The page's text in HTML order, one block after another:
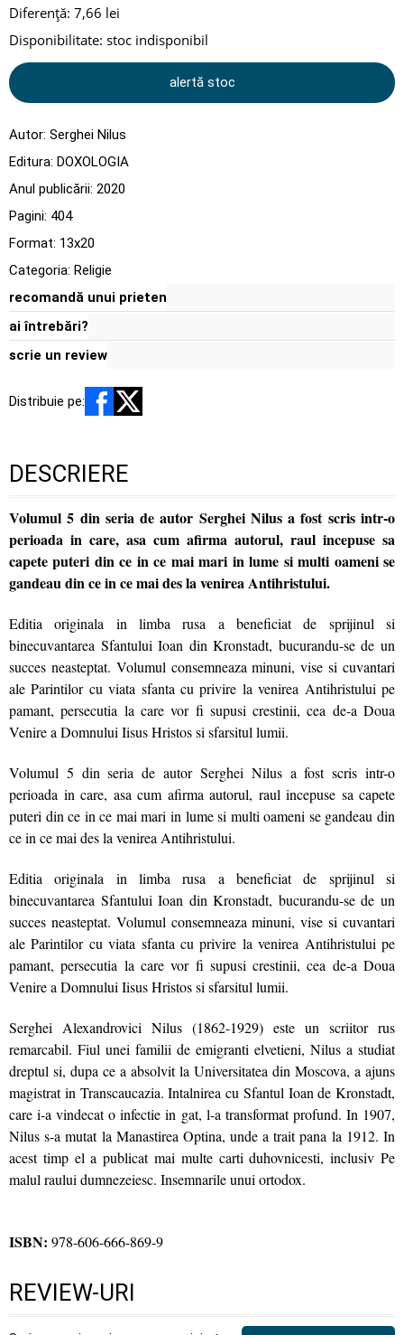
Diferență: 7,66 lei
Disponibilitate: stoc indisponibil
alertă stoc
Autor: Serghei Nilus
Editura: DOXOLOGIA
Anul publicării: 2020
Pagini: 404
Format: 13x20
Categoria: Religie
recomandă unui prieten
ai întrebări?
scrie un review
Distribuie pe:
DESCRIERE
Volumul 5 din seria de autor Serghei Nilus a fost scris intr-o
perioada in care, asa cum afirma autorul, raul incepuse sa
capete puteri din ce in ce mai mari in lume si multi oameni se
gandeau din ce in ce mai des la venirea Antihristului.
Editia originala in limba rusa a beneficiat de sprijinul si
binecuvantarea Sfantului Ioan din Kronstadt, bucurandu-se de un
succes neasteptat. Volumul consemneaza minuni, vise si cuvantari
ale Parintilor cu viata sfanta cu privire la venirea Antihristului pe
pamant, persecutia la care vor fi supusi crestinii, cea de-a Doua
Venire a Domnului Iisus Hristos si sfarsitul lumii.
Volumul 5 din seria de autor Serghei Nilus a fost scris intr-o
perioada in care, asa cum afirma autorul, raul incepuse sa capete
puteri din ce in ce mai mari in lume si multi oameni se gandeau din
ce in ce mai des la venirea Antihristului.
Editia originala in limba rusa a beneficiat de sprijinul si
binecuvantarea Sfantului Ioan din Kronstadt, bucurandu-se de un
succes neasteptat. Volumul consemneaza minuni, vise si cuvantari
ale Parintilor cu viata sfanta cu privire la venirea Antihristului pe
pamant, persecutia la care vor fi supusi crestinii, cea de-a Doua
Venire a Domnului Iisus Hristos si sfarsitul lumii.
Serghei Alexandrovici Nilus (1862-1929) este un scriitor rus
remarcabil. Fiul unei familii de emigranti elvetieni, Nilus a studiat
dreptul si, dupa ce a absolvit la Universitatea din Moscova, a ajuns
magistrat in Transcaucazia. Intalnirea cu Sfantul Ioan de Kronstadt,
care i-a vindecat o infectie in gat, l-a transformat profund. In 1907,
Nilus s-a mutat la Manastirea Optina, unde a trait pana la 1912. In
acest timp el a publicat mai multe carti duhovnicesti, inclusiv Pe
malul raului dumnezeiesc. Insemnarile unui ortodox.
ISBN: 978-606-666-869-9
REVIEW-URI